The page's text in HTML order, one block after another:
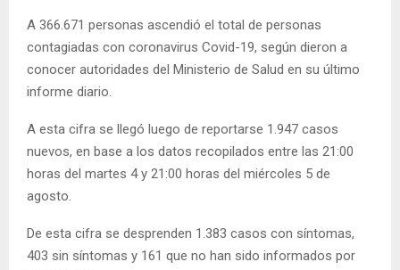
U
A 366.671 personas ascendió el total de personas
contagiadas con coronavirus Covid-19, según dieron a
conocer autoridades del Ministerio de Salud en su último
informe diario.
A esta cifra se llegó luego de reportarse 1.947 casos
nuevos, en base a los datos recopilados entre las 21:00
horas del martes 4 y 21:00 horas del miércoles 5 de
agosto.
De esta cifra se desprenden 1.383 casos con síntomas,
403 sin síntomas y 161 que no han sido informados por